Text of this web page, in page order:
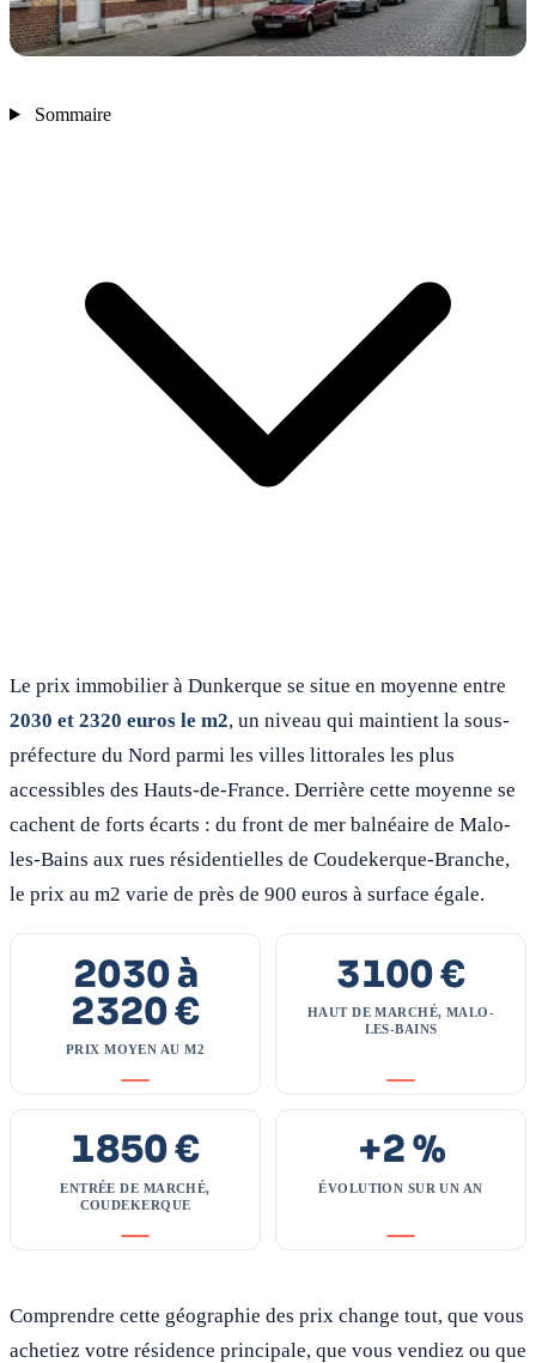
Sommaire
Le prix immobilier à Dunkerque se situe en moyenne entre
2030 et 2320 euros le m2, un niveau qui maintient la sous-
préfecture du Nord parmi les villes littorales les plus
accessibles des Hauts-de-France. Derrière cette moyenne se
cachent de forts écarts : du front de mer balnéaire de Malo-
les-Bains aux rues résidentielles de Coudekerque-Branche,
le prix au m2 varie de près de 900 euros à surface égale.
2030 à
2320 €
PRIX MOYEN AU M2
3100 €
HAUT DE MARCHÉ, MALO-
LES-BAINS
1850 €
ENTRÉE DE MARCHÉ,
COUDEKERQUE
+2 %
ÉVOLUTION SUR UN AN
Comprendre cette géographie des prix change tout, que vous
achetiez votre résidence principale, que vous vendiez ou que